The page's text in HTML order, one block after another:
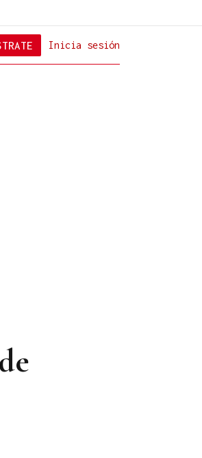
Inicia sesión